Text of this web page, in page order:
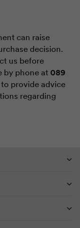
can raise
decision.
us before
by phone at 089
provide advice
regarding